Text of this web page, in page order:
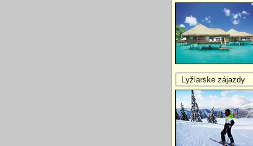
Lyžiarske zájazdy